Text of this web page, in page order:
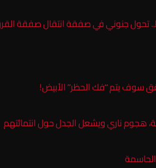
تحول جنوني في صفقة انتقال صفقة
سوف يتم “فك الحظر” الأبيض!
هجوم ناري ويشعل الجدل حول انتمائتهم